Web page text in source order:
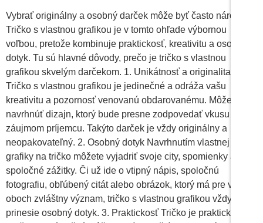
Vybrať originálny a osobný darček môže byť často náročné.
Tričko s vlastnou grafikou je v tomto ohľade výbornou
voľbou, pretože kombinuje praktickosť, kreativitu a osobný
dotyk. Tu sú hlavné dôvody, prečo je tričko s vlastnou
grafikou skvelým darčekom. 1. Unikátnosť a originalita
Tričko s vlastnou grafikou je jedinečné a odráža vašu
kreativitu a pozornosť venovanú obdarovanému. Môžete si
navrhnúť dizajn, ktorý bude presne zodpovedať vkusu a
záujmom príjemcu. Takýto darček je vždy originálny a
neopakovateľný. 2. Osobný dotyk Navrhnutím vlastnej
grafiky na tričko môžete vyjadriť svoje city, spomienky a
spoločné zážitky. Či už ide o vtipný nápis, spoločnú
fotografiu, obľúbený citát alebo obrázok, ktorý má pre vás
oboch zvláštny význam, tričko s vlastnou grafikou vždy
prinesie osobný dotyk. 3. Praktickosť Tričko je praktický